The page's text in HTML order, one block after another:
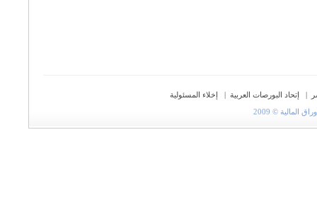
| إتحاد البورصات العربية |
إخلاء المسئولية
© 2009